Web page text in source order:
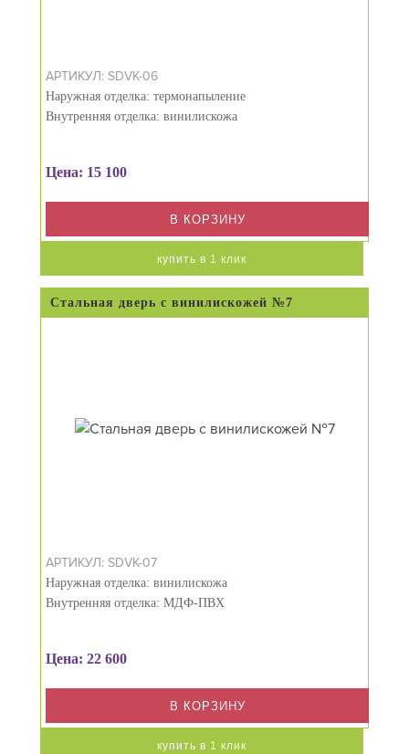
АРТИКУЛ: SDVK-06
Наружная отделка: термонапыление
Внутренняя отделка: винилискожа
Цена: 15 100
В КОРЗИНУ
купить в 1 клик
Стальная дверь с винилискожей №7
АРТИКУЛ: SDVK-07
Наружная отделка: винилискожа
Внутренняя отделка: МДФ-ПВХ
Цена: 22 600
В КОРЗИНУ
купить в 1 клик